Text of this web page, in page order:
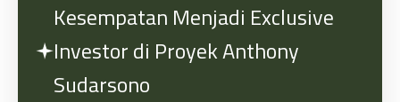
Kesempatan Menjadi Exclusive
Investor di Proyek Anthony
Sudarsono